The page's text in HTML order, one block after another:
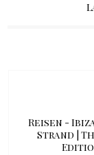
Reisen -
Strand |